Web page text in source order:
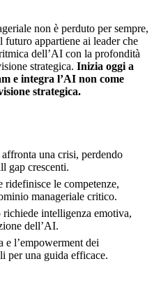
non è perduto per sempre,
appartiene ai leader che
dell’AI con la profondità
strategica. Inizia oggi a
e integra l’AI non come
strategica.
una crisi, perdendo
gap crescenti.
le competenze,
manageriale critico.
intelligenza emotiva,
dell’AI.
e l’empowerment dei
per una guida efficace.